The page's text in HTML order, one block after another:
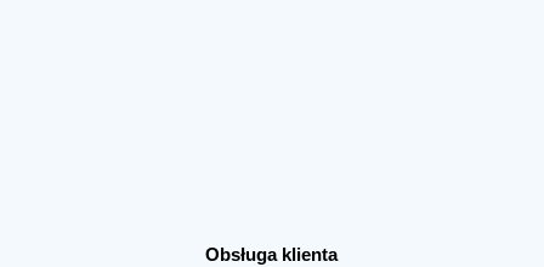
Obsługa klienta